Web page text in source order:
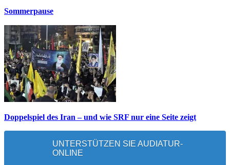
Sommerpause
Doppelspiel des Iran – und wie SRF nur eine Seite zeigt
UNTERSTÜTZEN SIE AUDIATUR-
ONLINE